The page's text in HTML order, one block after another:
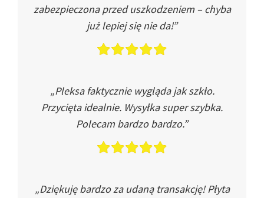
zabezpieczona przed uszkodzeniem – chyba
już lepiej się nie da!”
„Pleksa faktycznie wygląda jak szkło.
Przycięta idealnie. Wysyłka super szybka.
Polecam bardzo bardzo.”
„Dziękuję bardzo za udaną transakcję! Płyta